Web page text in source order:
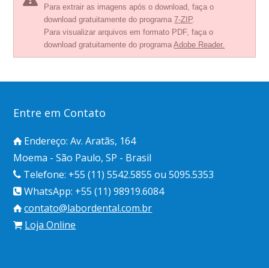
Para extrair as imagens após o download, faça o
download gratuitamente do programa7-ZIP.
Para visualizar arquivos em formato PDF, faça o
download gratuitamente do programaAdobe Reader.
Entre em Contato
Endereço: Av. Aratãs, 164
Moema - São Paulo, SP - Brasil
Telefone: +55 (11) 5542.5855 ou 5095.5353
WhatsApp: +55 (11) 98919.6084
contato@labordental.com.br
Loja Online